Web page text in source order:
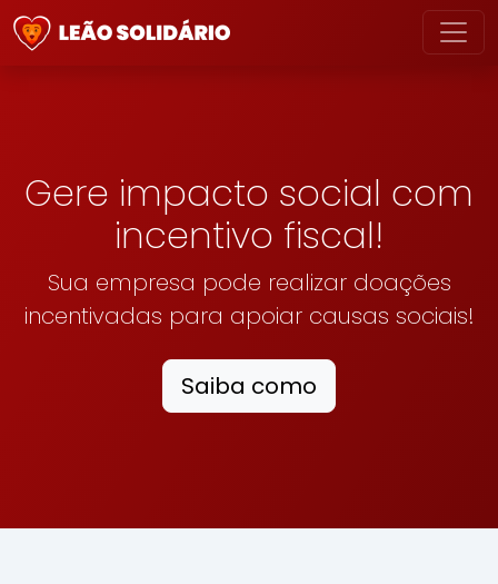
Gere impacto social com
incentivo fiscal!
Sua empresa pode realizar doações
incentivadas para apoiar causas sociais!
Saiba como